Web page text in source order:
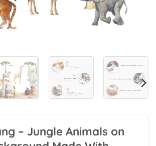
– Jungle Animals on